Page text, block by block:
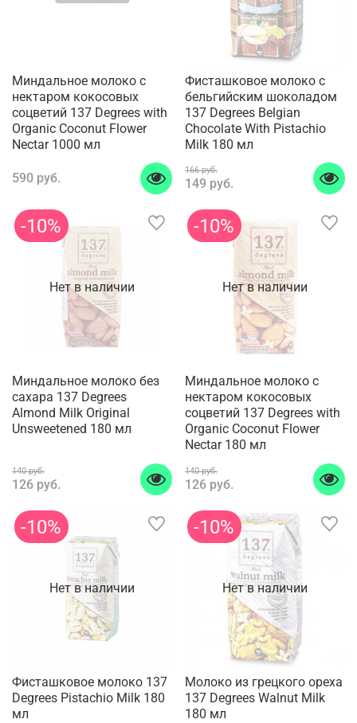
Миндальное молоко с
нектаром кокосовых
соцветий 137 Degrees with
Organic Coconut Flower
Nectar 1000 мл
590 руб.
Фисташковое молоко с
бельгийским шоколадом
137 Degrees Belgian
Chocolate With Pistachio
Milk 180 мл
166 руб.
149 руб.
Нет в наличии
-10%
Миндальное молоко без
сахара 137 Degrees
Almond Milk Original
Unsweetened 180 мл
140 руб.
126 руб.
Нет в наличии
-10%
Миндальное молоко с
нектаром кокосовых
соцветий 137 Degrees with
Organic Coconut Flower
Nectar 180 мл
140 руб.
126 руб.
Нет в наличии
-10%
Фисташковое молоко 137
Degrees Pistachio Milk 180
мл
Нет в наличии
-10%
Молоко из грецкого ореха
137 Degrees Walnut Milk
180 мл